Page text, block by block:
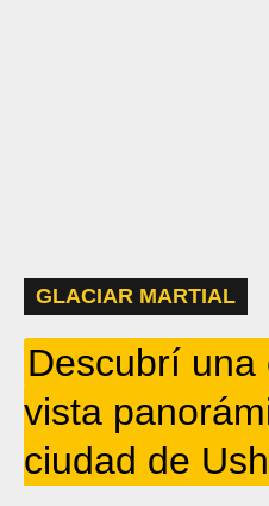
GLACIAR MARTIAL
Descubrí una
vista
ciudad de